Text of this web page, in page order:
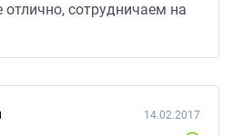
отлично, сотрудничаем на
14.02.2017